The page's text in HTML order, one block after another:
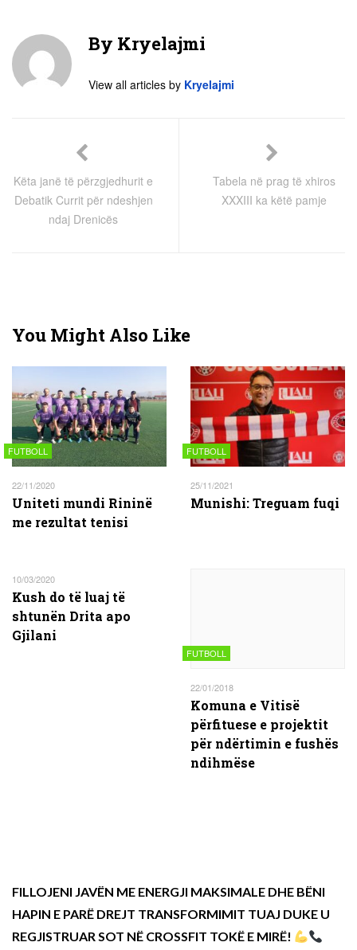
By Kryelajmi
View all articles by Kryelajmi
Këta janë të përzgjedhurit e
Debatik Currit për ndeshjen
ndaj Drenicës
Tabela në prag të xhiros
XXXIII ka këtë pamje
You Might Also Like
FUTBOLL
22/11/2020
Uniteti mundi Rininë
me rezultat tenisi
FUTBOLL
25/11/2021
Munishi: Treguam fuqi
10/03/2020
Kush do të luaj të
shtunën Drita apo
Gjilani
FUTBOLL
22/01/2018
Komuna e Vitisë
përfituese e projektit
për ndërtimin e fushës
ndihmëse
FILLOJENI JAVËN ME ENERGJI MAKSIMALE DHE BËNI
HAPIN E PARË DREJT TRANSFORMIMIT TUAJ DUKE U
REGJISTRUAR SOT NË CROSSFIT TOKË E MIRË!